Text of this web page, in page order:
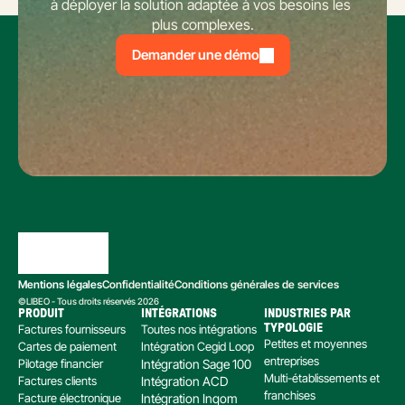
à déployer la solution adaptée à vos besoins les
plus complexes.
Demander une démo
Mentions légalesConfidentialitéConditions générales de services
©LIBEO - Tous droits réservés 2026
PRODUIT
Factures fournisseurs
Cartes de paiement
Pilotage financier
Factures clients
Facture électronique
INTÉGRATIONS
Toutes nos intégrations
Intégration Cegid Loop
Intégration Sage 100
Intégration ACD
Intégration Inqom
INDUSTRIES PAR
TYPOLOGIE
Petites et moyennes
entreprises
Multi-établissements et
franchises